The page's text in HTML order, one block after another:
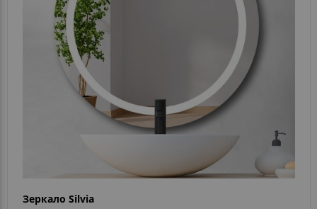
Зеркало Silvia